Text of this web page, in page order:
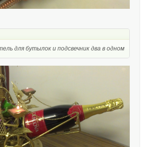
для бутылок и подсвечник два в одном